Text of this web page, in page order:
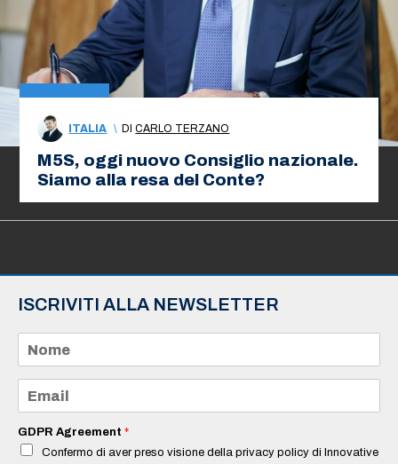
ITALIA \ DICARLO TERZANO
M5S, oggi nuovo Consiglio nazionale.
Siamo alla resa del Conte?
ISCRIVITI ALLA NEWSLETTER
m
e
a
i
*
GDPR Agreement *
Confermo di aver preso visione della privacy policy di Innovative